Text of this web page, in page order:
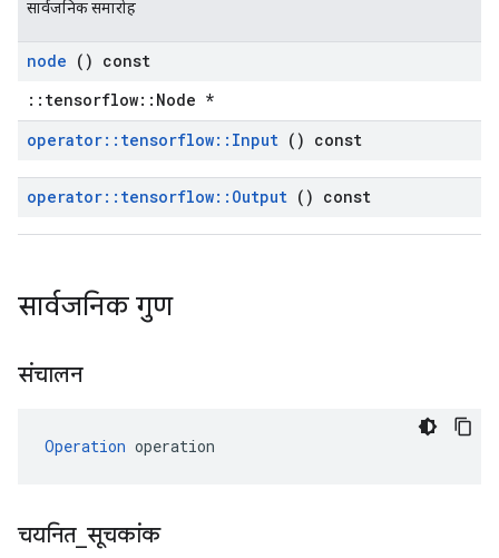
सार्वजनिक समारोह
node () const
::tensorflow::Node *
operator:: tensorflow:: Input () const
operator:: tensorflow:: Output () const
सार्वजनिक गुण
संचालन
Operation operation
चयनित_ सूचकांक